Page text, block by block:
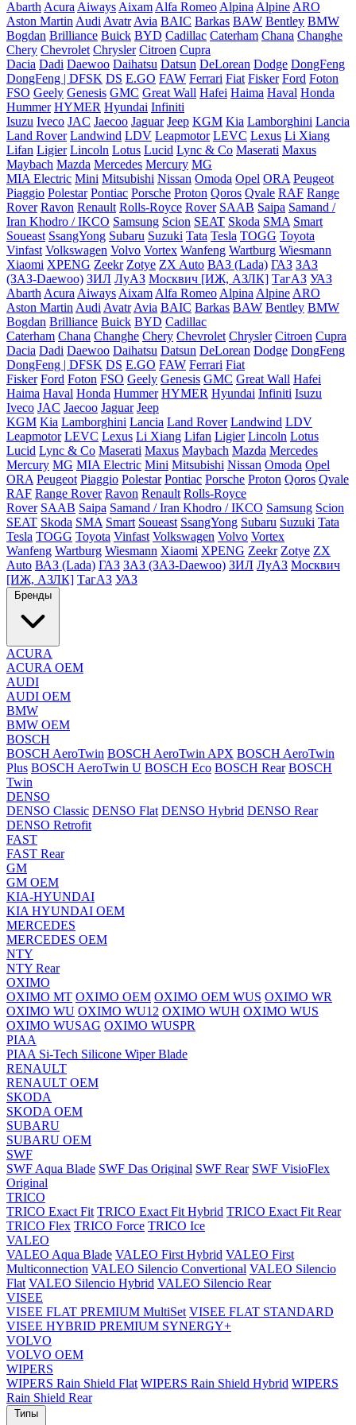
Abarth Acura Aiways Aixam Alfa Romeo Alpina Alpine ARO
Aston Martin Audi Avatr Avia BAIC Barkas BAW Bentley BMW
Bogdan Brilliance Buick BYD Cadillac Caterham Chana Changhe
Chery Chevrolet Chrysler Citroen Cupra
Dacia Dadi Daewoo Daihatsu Datsun DeLorean Dodge DongFeng
DongFeng | DFSK DS E.GO FAW Ferrari Fiat Fisker Ford Foton
FSO Geely Genesis GMC Great Wall Hafei Haima Haval Honda
Hummer HYMER Hyundai Infiniti
Isuzu Iveco JAC Jaecoo Jaguar Jeep KGM Kia Lamborghini Lancia
Land Rover Landwind LDV Leapmotor LEVC Lexus Li Xiang
Lifan Ligier Lincoln Lotus Lucid Lync & Co Maserati Maxus
Maybach Mazda Mercedes Mercury MG
MIA Electric Mini Mitsubishi Nissan Omoda Opel ORA Peugeot
Piaggio Polestar Pontiac Porsche Proton Qoros Qvale RAF Range
Rover Ravon Renault Rolls-Royce Rover SAAB Saipa Samand /
Iran Khodro / IKCO Samsung Scion SEAT Skoda SMA Smart
Soueast SsangYong Subaru Suzuki Tata Tesla TOGG Toyota
Vinfast Volkswagen Volvo Vortex Wanfeng Wartburg Wiesmann
Xiaomi XPENG Zeekr Zotye ZX Auto ВАЗ (Lada) ГАЗ ЗАЗ
(ЗАЗ-Daewoo) ЗИЛ ЛуАЗ Москвич [ИЖ, АЗЛК] ТагАЗ УАЗ
Abarth Acura Aiways Aixam Alfa Romeo Alpina Alpine ARO
Aston Martin Audi Avatr Avia BAIC Barkas BAW Bentley BMW
Bogdan Brilliance Buick BYD Cadillac
Caterham Chana Changhe Chery Chevrolet Chrysler Citroen Cupra
Dacia Dadi Daewoo Daihatsu Datsun DeLorean Dodge DongFeng
DongFeng | DFSK DS E.GO FAW Ferrari Fiat
Fisker Ford Foton FSO Geely Genesis GMC Great Wall Hafei
Haima Haval Honda Hummer HYMER Hyundai Infiniti Isuzu
Iveco JAC Jaecoo Jaguar Jeep
KGM Kia Lamborghini Lancia Land Rover Landwind LDV
Leapmotor LEVC Lexus Li Xiang Lifan Ligier Lincoln Lotus
Lucid Lync & Co Maserati Maxus Maybach Mazda Mercedes
Mercury MG MIA Electric Mini Mitsubishi Nissan Omoda Opel
ORA Peugeot Piaggio Polestar Pontiac Porsche Proton Qoros Qvale
RAF Range Rover Ravon Renault Rolls-Royce
Rover SAAB Saipa Samand / Iran Khodro / IKCO Samsung Scion
SEAT Skoda SMA Smart Soueast SsangYong Subaru Suzuki Tata
Tesla TOGG Toyota Vinfast Volkswagen Volvo Vortex
Wanfeng Wartburg Wiesmann Xiaomi XPENG Zeekr Zotye ZX
Auto ВАЗ (Lada) ГАЗ ЗАЗ (ЗАЗ-Daewoo) ЗИЛ ЛуАЗ Москвич
[ИЖ, АЗЛК] ТагАЗ УАЗ
Бренды
ACURA
ACURA OEM
AUDI
AUDI OEM
BMW
BMW OEM
BOSCH
BOSCH AeroTwin BOSCH AeroTwin APX BOSCH AeroTwin
Plus BOSCH AeroTwin U BOSCH Eco BOSCH Rear BOSCH
Twin
DENSO
DENSO Classic DENSO Flat DENSO Hybrid DENSO Rear
DENSO Retrofit
FAST
FAST Rear
GM
GM OEM
KIA-HYUNDAI
KIA HYUNDAI OEM
MERCEDES
MERCEDES OEM
NTY
NTY Rear
OXIMO
OXIMO MT OXIMO OEM OXIMO OEM WUS OXIMO WR
OXIMO WU OXIMO WU12 OXIMO WUH OXIMO WUS
OXIMO WUSAG OXIMO WUSPR
PIAA
PIAA Si-Tech Silicone Wiper Blade
RENAULT
RENAULT OEM
SKODA
SKODA OEM
SUBARU
SUBARU OEM
SWF
SWF Aqua Blade SWF Das Original SWF Rear SWF VisioFlex
Original
TRICO
TRICO Exact Fit TRICO Exact Fit Hybrid TRICO Exact Fit Rear
TRICO Flex TRICO Force TRICO Ice
VALEO
VALEO Aqua Blade VALEO First Hybrid VALEO First
Multiconnection VALEO Silencio Convertional VALEO Silencio
Flat VALEO Silencio Hybrid VALEO Silencio Rear
VISEE
VISEE FLAT PREMIUM MultiSet VISEE FLAT STANDARD
VISEE HYBRID PREMIUM SYNERGY+
VOLVO
VOLVO OEM
WIPERS
WIPERS Rain Shield Flat WIPERS Rain Shield Hybrid WIPERS
Rain Shield Rear
Типы